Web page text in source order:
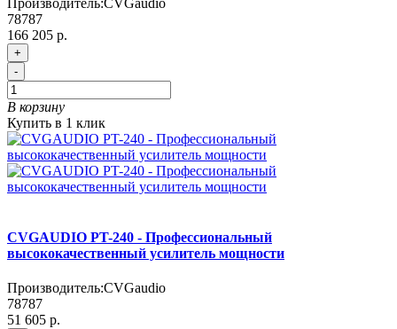
78787
166 205 р.
+
-
В корзину
Купить в 1 клик
CVGAUDIO PT-240 - Профессиональный
высококачественный усилитель мощности
Производитель:CVGaudio
78787
51 605 р.